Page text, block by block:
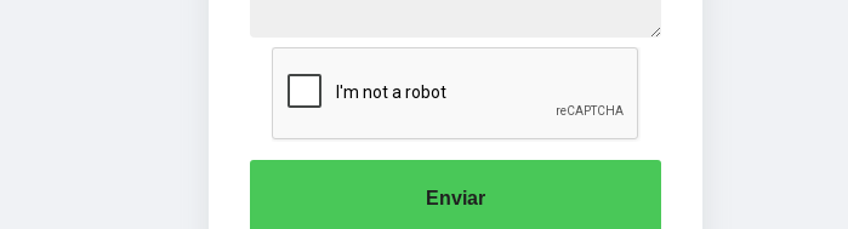
Enviar